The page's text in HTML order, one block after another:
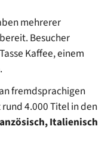
mehrerer
Besucher
Kaffee, einem
fremdsprachigen
4.000 Titel in den
Italienisch